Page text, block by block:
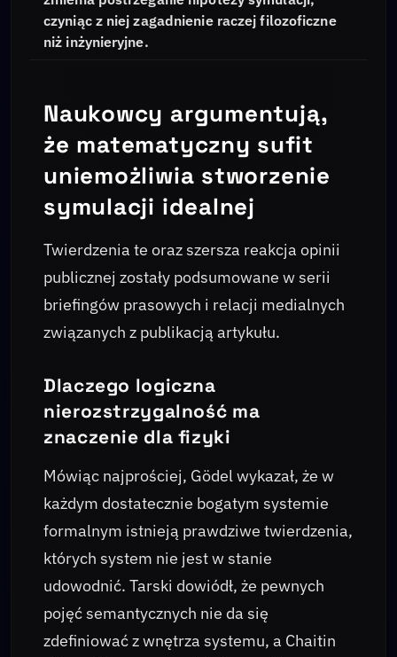
czyniąc z niej zagadnienie raczej filozoficzne
niż inżynieryjne.
Naukowcy argumentują,
że matematyczny sufit
uniemożliwia stworzenie
symulacji idealnej
Twierdzenia te oraz szersza reakcja opinii
publicznej zostały podsumowane w serii
briefingów prasowych i relacji medialnych
związanych z publikacją artykułu.
Dlaczego logiczna
nierozstrzygalność ma
znaczenie dla fizyki
Mówiąc najprościej, Gödel wykazał, że w
każdym dostatecznie bogatym systemie
formalnym istnieją prawdziwe twierdzenia,
których system nie jest w stanie
udowodnić. Tarski dowiódł, że pewnych
pojęć semantycznych nie da się
zdefiniować z wnętrza systemu, a Chaitin